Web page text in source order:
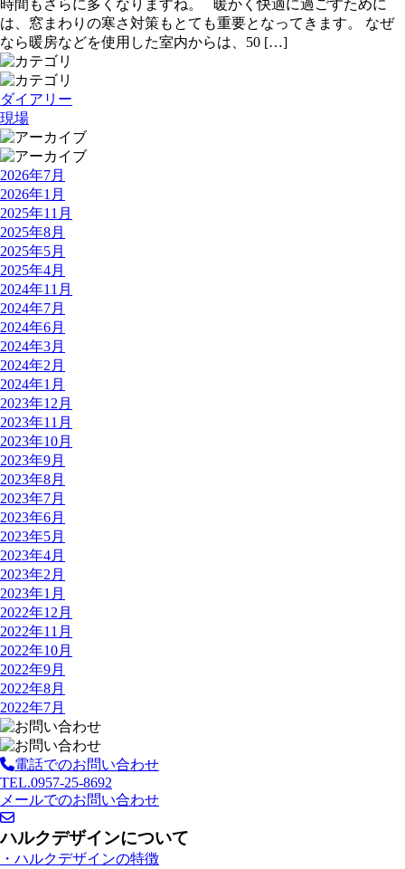
時間もさらに多くなりますね。 暖かく快適に過ごすために
は、窓まわりの寒さ対策もとても重要となってきます。 なぜ
なら暖房などを使用した室内からは、50 […]
ダイアリー
現場
2026年7月
2026年1月
2025年11月
2025年8月
2025年5月
2025年4月
2024年11月
2024年7月
2024年6月
2024年3月
2024年2月
2024年1月
2023年12月
2023年11月
2023年10月
2023年9月
2023年8月
2023年7月
2023年6月
2023年5月
2023年4月
2023年2月
2023年1月
2022年12月
2022年11月
2022年10月
2022年9月
2022年8月
2022年7月
電話でのお問い合わせ
TEL.0957-25-8692
メールでのお問い合わせ
ハルクデザインについて
・ハルクデザインの特徴